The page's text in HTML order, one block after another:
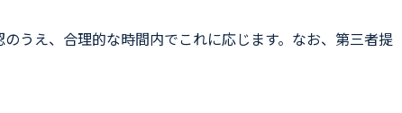
うえ、合理的な時間内でこれに応じます。なお、第三者提